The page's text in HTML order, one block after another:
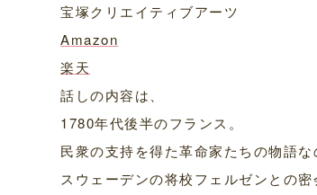
宝塚クリエイティブアーツ
Amazon
楽天
話しの内容は、
1780年代後半のフランス。
民衆の支持を得た革命家たちの物語
スウェーデンの将校フェルゼンとの